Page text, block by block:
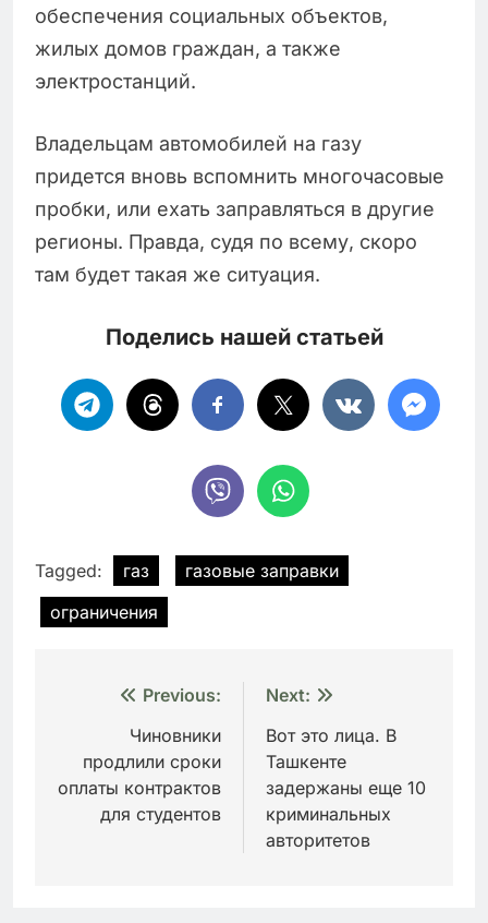
обеспечения социальных объектов,
жилых домов граждан, а также
электростанций.
Владельцам автомобилей на газу
придется вновь вспомнить многочасовые
пробки, или ехать заправляться в другие
регионы. Правда, судя по всему, скоро
там будет такая же ситуация.
Поделись нашей статьей
Tagged: газ
газовые заправки
ограничения
Навигация
записям
Previous:
Чиновники
продлили сроки
оплаты контрактов
для студентов
Next:
Вот это лица. В
Ташкенте
задержаны еще 10
криминальных
авторитетов